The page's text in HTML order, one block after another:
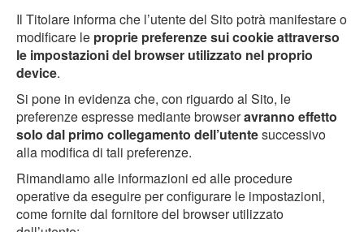
Il Titolare informa che l’utente del Sito potrà manifestare o
modificare le proprie preferenze sui cookie attraverso
le impostazioni del browser utilizzato nel proprio
device.
Si pone in evidenza che, con riguardo al Sito, le
preferenze espresse mediante browseravranno effetto
solo dal primo collegamento dell’utentesuccessivo
alla modifica di tali preferenze.
Rimandiamo alle informazioni ed alle procedure
operative da eseguire per configurare le impostazioni,
come fornite dal fornitore del browser utilizzato